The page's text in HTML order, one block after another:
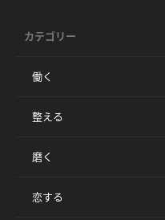
カテゴリー
働く
整える
磨く
恋する